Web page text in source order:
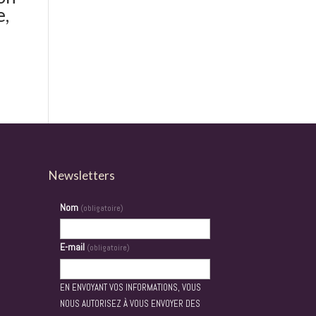
Newsletters
Nom (obligatoire)
E-mail (obligatoire)
EN ENVOYANT VOS INFORMATIONS, VOUS
NOUS AUTORISEZ À VOUS ENVOYER DES